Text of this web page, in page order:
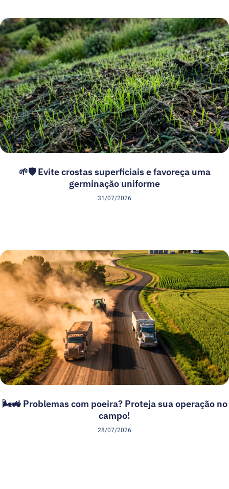
🌱🛡️ Evite crostas superficiais e favoreça uma
germinação uniforme
31/07/2026
🌬️🚜 Problemas com poeira? Proteja sua operação no
campo!
28/07/2026